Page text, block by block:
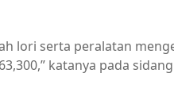
lori serta peralatan
katanya pada